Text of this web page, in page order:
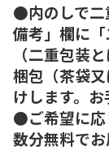
●内のしで二
備考」欄に「
（二重包装
梱包（茶袋
けします。お
●ご希望に応
数分無料でお